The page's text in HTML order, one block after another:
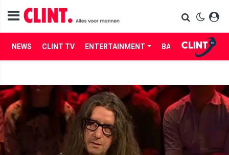
NEWS CLINT TV ENTERTAINMENT BABES LIFE